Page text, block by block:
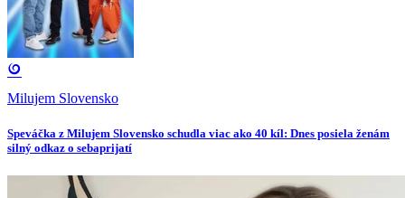
Milujem Slovensko
Speváčka z Milujem Slovensko schudla viac ako 40 kíl: Dnes posiela ženám
silný odkaz o sebaprijatí